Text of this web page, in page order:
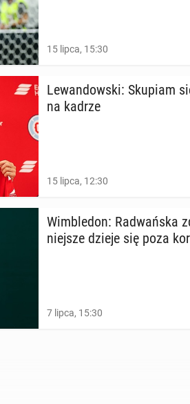
15 lipca, 15:30
Le­wan­dow­ski: Skupiam
na kadrze
15 lipca, 12:30
Wim­ble­don: Ra­dwań­ska
niej­sze dzieje się poza
7 lipca, 15:30